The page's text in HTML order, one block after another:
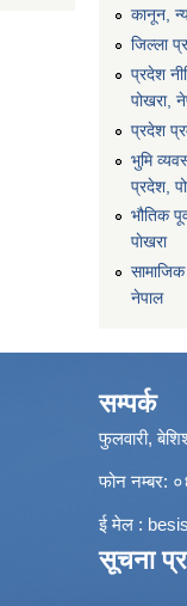
कानून,
जिल्ला
प्रदेश
पोखरा,
प्रदेश
भुमि
प्रदेश,
भौतिक
पाेखरा
नेपाल
सम्पर्क
फुलवारी,
फोन नम्बर:
ई मेल :
सूचना